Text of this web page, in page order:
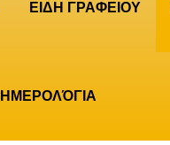
ΕΙΔΗ ΓΡΑΦΕΙΟΥ
ΗΜΕΡΟΛΌΓΙΑ